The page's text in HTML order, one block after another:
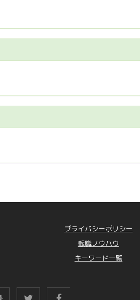
プライバシーポリシー
転職ノウハウ
キーワード一覧